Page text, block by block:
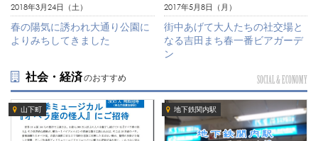
2018年3月24日（土）
春の陽気に誘われ大通り公園に
よりみちしてきました
2017年5月8日（月）
街中あげて大人たちの社交場と
なる吉田まち春一番ビアガーデ
ン
社会・経済のおすすめ SOCIAL & ECONOMY
山下町 地下鉄関内駅